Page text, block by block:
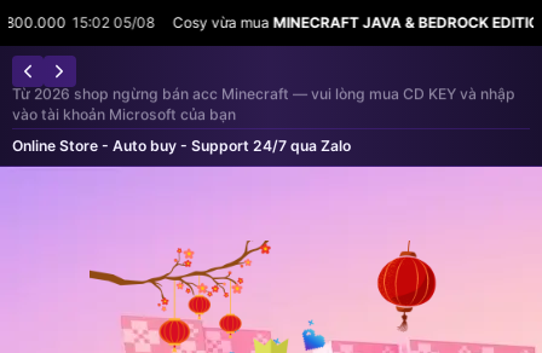
05/08 Cosy vừa mua MINECRAFT JAVA & BEDROCK EDITIONtrị giá
Đặt hộ rank Hypixel, Lunar Store vẫn còn — giao trong 12 tiếng. Nhắn Zalo
nếu cần hỗ trợ
Online Store - Auto buy - Support 24/7 qua Zalo